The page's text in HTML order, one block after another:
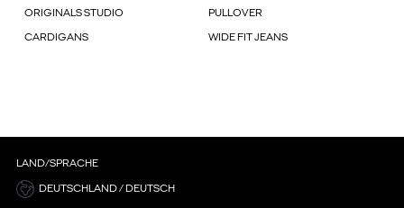
ORIGINALS STUDIO PULLOVER
CARDIGANS WIDE FIT JEANS
LAND/SPRACHE
DEUTSCHLAND / DEUTSCH